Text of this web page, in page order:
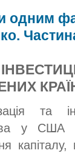
одним
та
у США